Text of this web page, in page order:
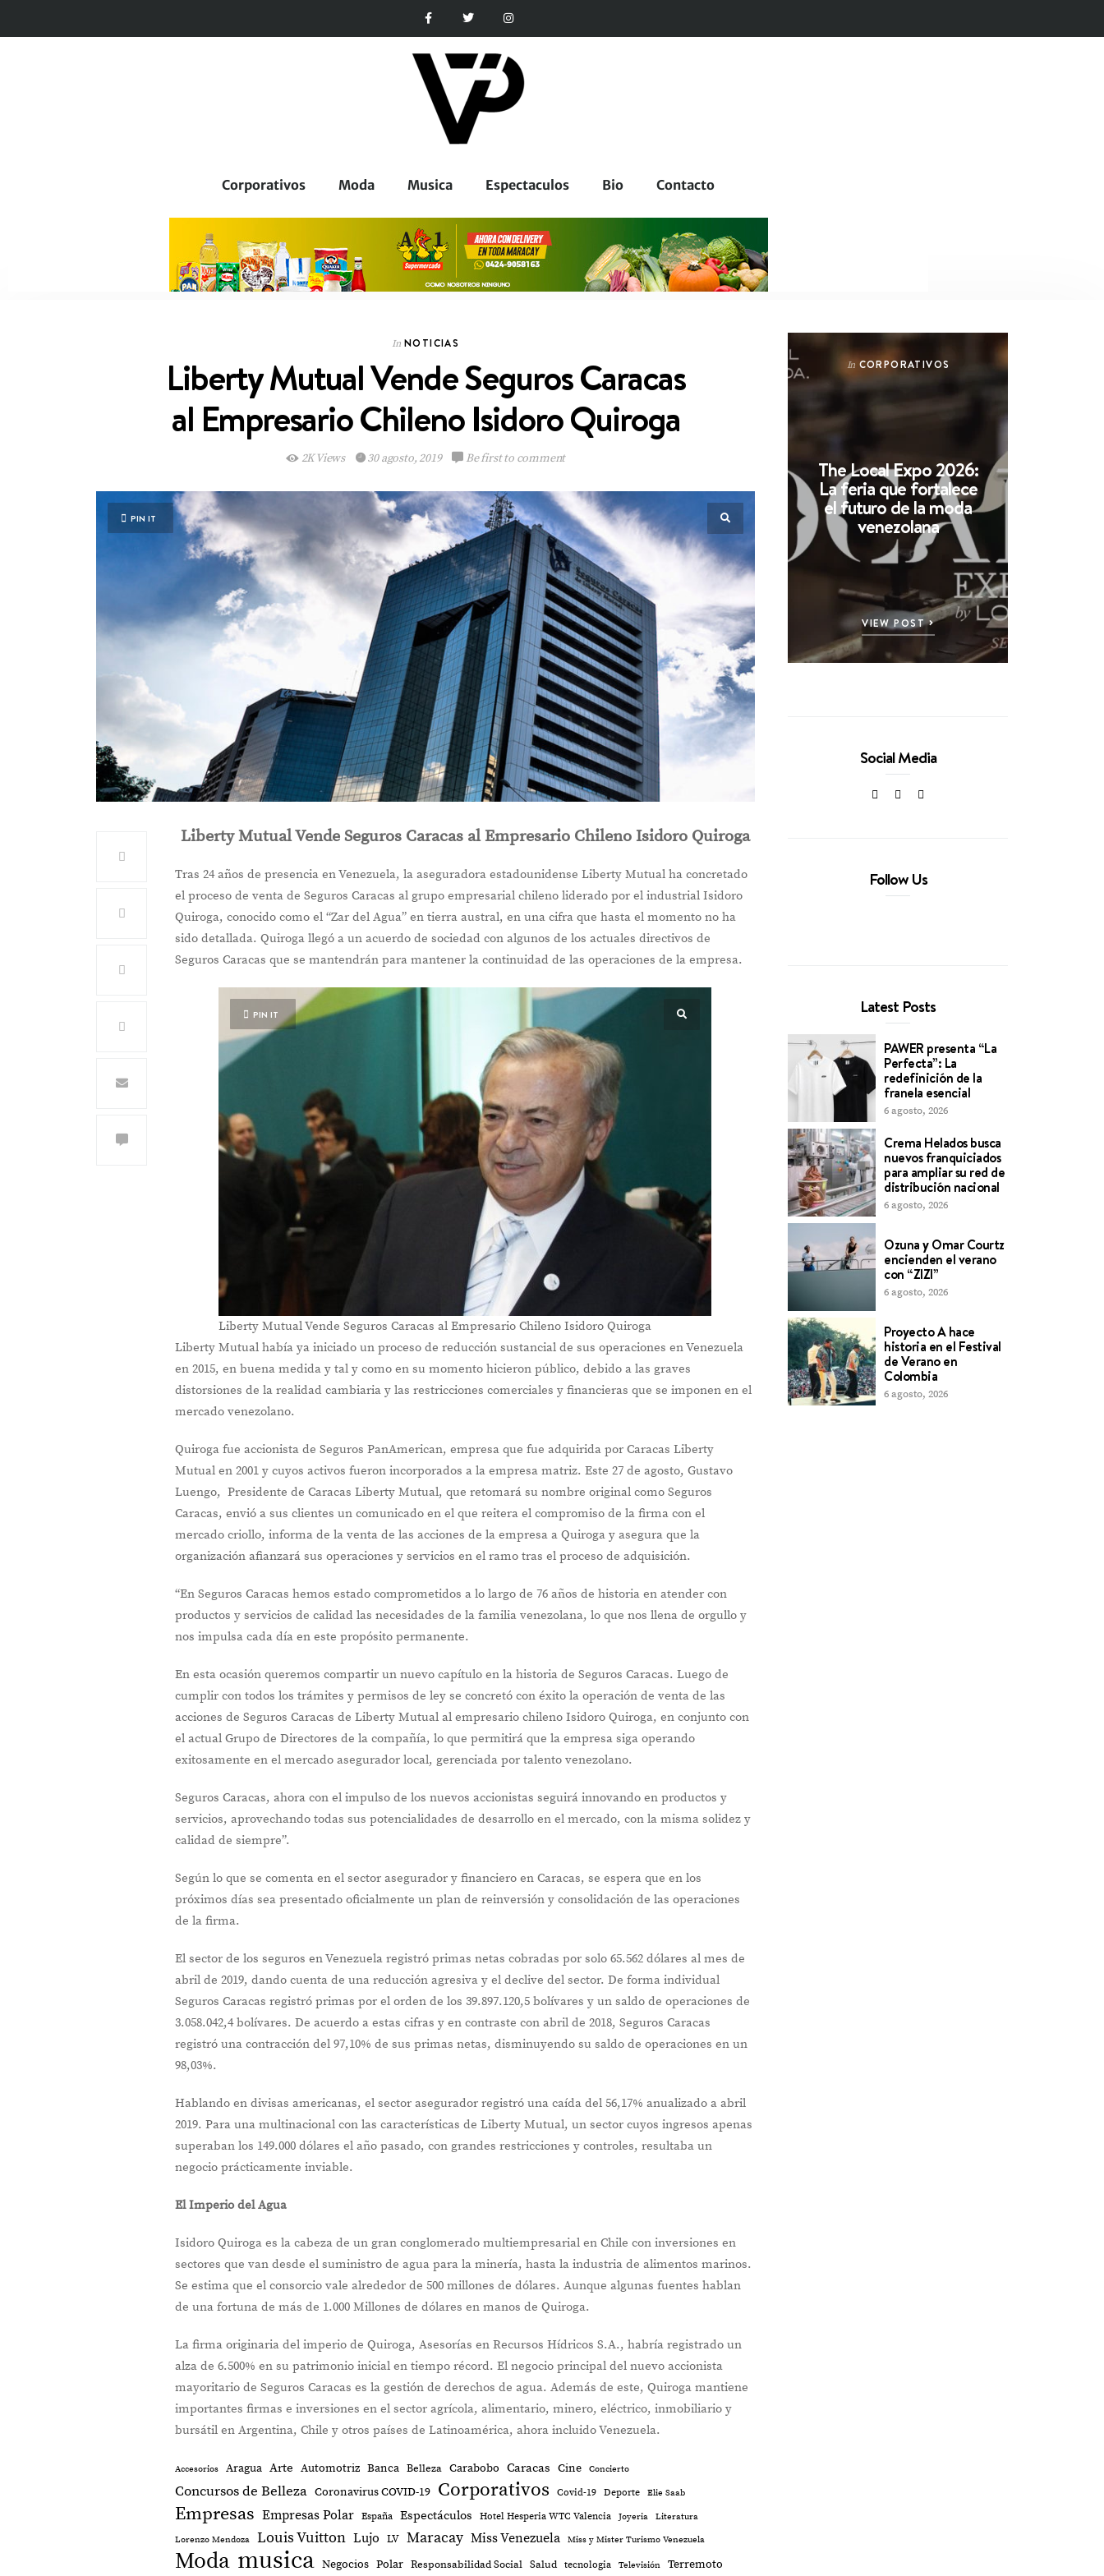
Corporativos Moda Musica Espectaculos Bio Contacto
In NOTICIAS
Liberty Mutual Vende Seguros Caracas
al Empresario Chileno Isidoro Quiroga
2K Views 30 agosto, 2019 Be first to comment
PIN IT
Liberty Mutual Vende Seguros Caracas al Empresario Chileno Isidoro Quiroga
Tras 24 años de presencia en Venezuela, la aseguradora estadounidense Liberty Mutual ha concretado
el proceso de venta de Seguros Caracas al grupo empresarial chileno liderado por el industrial Isidoro
Quiroga, conocido como el “Zar del Agua” en tierra austral, en una cifra que hasta el momento no ha
sido detallada. Quiroga llegó a un acuerdo de sociedad con algunos de los actuales directivos de
Seguros Caracas que se mantendrán para mantener la continuidad de las operaciones de la empresa.
PIN IT
Liberty Mutual Vende Seguros Caracas al Empresario Chileno Isidoro Quiroga
Liberty Mutual había ya iniciado un proceso de reducción sustancial de sus operaciones en Venezuela
en 2015, en buena medida y tal y como en su momento hicieron público, debido a las graves
distorsiones de la realidad cambiaria y las restricciones comerciales y financieras que se imponen en el
mercado venezolano.
Quiroga fue accionista de Seguros PanAmerican, empresa que fue adquirida por Caracas Liberty
Mutual en 2001 y cuyos activos fueron incorporados a la empresa matriz. Este 27 de agosto, Gustavo
Luengo, Presidente de Caracas Liberty Mutual, que retomará su nombre original como Seguros
Caracas, envió a sus clientes un comunicado en el que reitera el compromiso de la firma con el
mercado criollo, informa de la venta de las acciones de la empresa a Quiroga y asegura que la
organización afianzará sus operaciones y servicios en el ramo tras el proceso de adquisición.
“En Seguros Caracas hemos estado comprometidos a lo largo de 76 años de historia en atender con
productos y servicios de calidad las necesidades de la familia venezolana, lo que nos llena de orgullo y
nos impulsa cada día en este propósito permanente.
En esta ocasión queremos compartir un nuevo capítulo en la historia de Seguros Caracas. Luego de
cumplir con todos los trámites y permisos de ley se concretó con éxito la operación de venta de las
acciones de Seguros Caracas de Liberty Mutual al empresario chileno Isidoro Quiroga, en conjunto con
el actual Grupo de Directores de la compañía, lo que permitirá que la empresa siga operando
exitosamente en el mercado asegurador local, gerenciada por talento venezolano.
Seguros Caracas, ahora con el impulso de los nuevos accionistas seguirá innovando en productos y
servicios, aprovechando todas sus potencialidades de desarrollo en el mercado, con la misma solidez y
calidad de siempre”.
Según lo que se comenta en el sector asegurador y financiero en Caracas, se espera que en los
próximos días sea presentado oficialmente un plan de reinversión y consolidación de las operaciones
de la firma.
El sector de los seguros en Venezuela registró primas netas cobradas por solo 65.562 dólares al mes de
abril de 2019, dando cuenta de una reducción agresiva y el declive del sector. De forma individual
Seguros Caracas registró primas por el orden de los 39.897.120,5 bolívares y un saldo de operaciones de
3.058.042,4 bolívares. De acuerdo a estas cifras y en contraste con abril de 2018, Seguros Caracas
registró una contracción del 97,10% de sus primas netas, disminuyendo su saldo de operaciones en un
98,03%.
Hablando en divisas americanas, el sector asegurador registró una caída del 56,17% anualizado a abril
2019. Para una multinacional con las características de Liberty Mutual, un sector cuyos ingresos apenas
superaban los 149.000 dólares el año pasado, con grandes restricciones y controles, resultaba un
negocio prácticamente inviable.
El Imperio del Agua
Isidoro Quiroga es la cabeza de un gran conglomerado multiempresarial en Chile con inversiones en
sectores que van desde el suministro de agua para la minería, hasta la industria de alimentos marinos.
Se estima que el consorcio vale alrededor de 500 millones de dólares. Aunque algunas fuentes hablan
de una fortuna de más de 1.000 Millones de dólares en manos de Quiroga.
La firma originaria del imperio de Quiroga, Asesorías en Recursos Hídricos S.A., habría registrado un
alza de 6.500% en su patrimonio inicial en tiempo récord. El negocio principal del nuevo accionista
mayoritario de Seguros Caracas es la gestión de derechos de agua. Además de este, Quiroga mantiene
importantes firmas e inversiones en el sector agrícola, alimentario, minero, eléctrico, inmobiliario y
bursátil en Argentina, Chile y otros países de Latinoamérica, ahora incluido Venezuela.
Accesorios Aragua Arte Automotriz Banca Belleza Carabobo Caracas Cine Concierto
Concursos de Belleza Coronavirus COVID-19 Corporativos Covid-19 Deporte Elie Saab
Empresas Empresas Polar España Espectáculos Hotel Hesperia WTC Valencia Joyeria
Literatura
Lorenzo Mendoza
Louis Vuitton Lujo LV Maracay Miss Venezuela Miss y Mister Turismo Venezuela
Moda musica Negocios Polar Responsabilidad Social Salud tecnologia Televisión Terremoto
CORPORATIVOS
Sabores expande su
Portafolio de bebidas
VIEW POST
In CORPORATIVOS
The Local Expo 2026:
La feria que fortalece
el futuro de la moda
venezolana
VIEW POST
Social Media
Follow Us
Latest Posts
PAWER presenta “La
Perfecta”: La
redefinición de la
franela esencial
6 agosto, 2026
Crema Helados busca
nuevos franquiciados
para ampliar su red de
distribución nacional
6 agosto, 2026
Ozuna y Omar Courtz
encienden el verano
con “ZIZI”
6 agosto, 2026
Proyecto A hace
historia en el Festival
de Verano en
Colombia
6 agosto, 2026